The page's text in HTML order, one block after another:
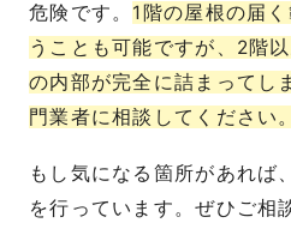
危険です。 1階の屋根の届
うことも可能ですが、2階
の内部が完全に詰まってし
門業者に相談してください。
もし気になる箇所があれば
を行っています。ぜひご相